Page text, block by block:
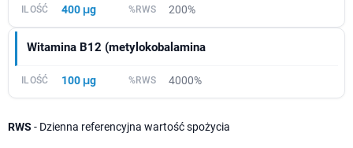
400 μg 200%
Witamina B12 (metylokobalamina
100 μg 4000%
RWS - Dzienna referencyjna wartość spożycia